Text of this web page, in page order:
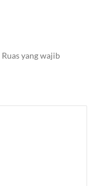
Ruas yang wajib